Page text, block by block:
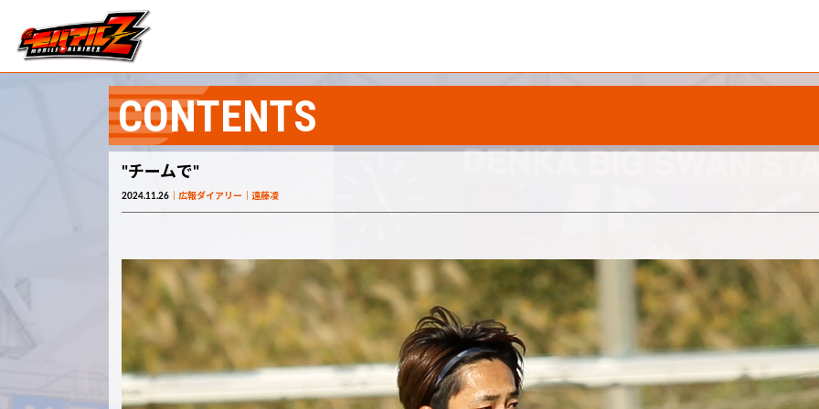
CONTENTS
"チームで"
2024.11.26 広報ダイアリー 遠藤凌